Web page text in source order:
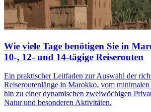
Wie viele Tage benötigen Sie in
10-, 12- und 14-tägige Reiserouten
Ein praktischer Leitfaden zur Auswahl der
Reiseroutenlänge in Marokko, vom
hin zu einer dynamischen zweiwöchigen
Natur und besonderen Aktivitäten.